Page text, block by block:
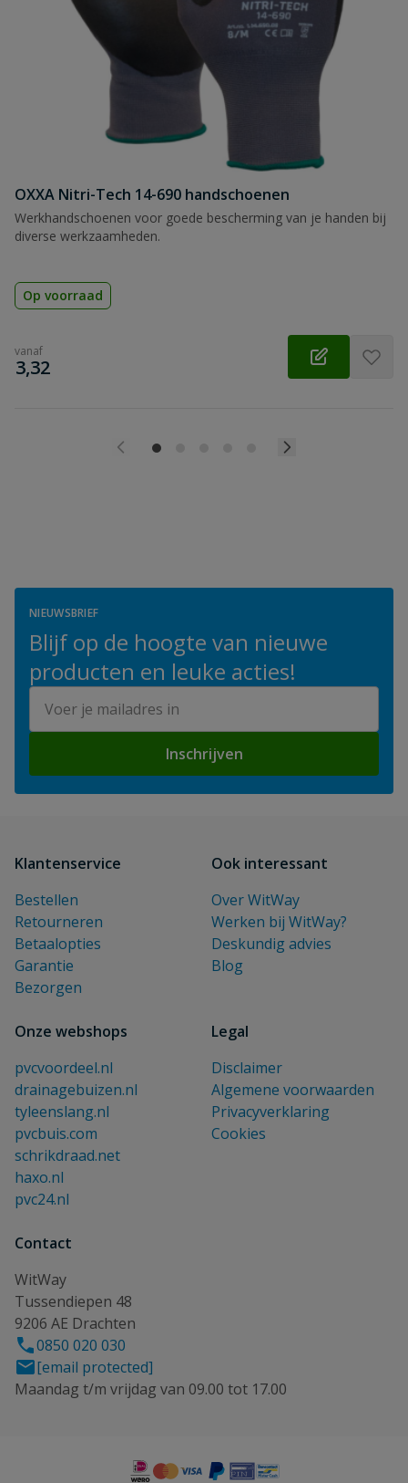
OXXA Nitri-Tech 14-690 handschoenen
Werkhandschoenen voor goede bescherming van je handen bij
diverse werkzaamheden.
Op voorraad
vanaf
€
3,32
NIEUWSBRIEF
Blijf op de hoogte van nieuwe
producten en leuke acties!
Inschrijven
Klantenservice
Bestellen
Retourneren
Betaalopties
Garantie
Bezorgen
Ook interessant
Over WitWay
Werken bij WitWay?
Deskundig advies
Blog
Onze webshops
pvcvoordeel.nl
drainagebuizen.nl
tyleenslang.nl
pvcbuis.com
schrikdraad.net
haxo.nl
pvc24.nl
Legal
Disclaimer
Algemene voorwaarden
Privacyverklaring
Cookies
Contact
WitWay
Tussendiepen 48
9206 AE Drachten
0850 020 030
[email protected]
Maandag t/m vrijdag van 09.00 tot 17.00